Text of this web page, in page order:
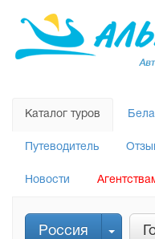
Каталог туров
Путеводитель
Новости
Россия